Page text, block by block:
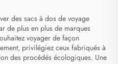
des sacs à dos de voyage
de plus en plus de marques
voyager de façon
privilégiez ceux fabriqués à
des procédés écologiques. Une